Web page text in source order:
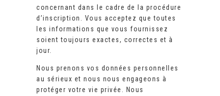
concernant dans le cadre de la procédure
d’inscription. Vous acceptez que toutes
les informations que vous fournissez
soient toujours exactes, correctes et à
jour.
Nous prenons vos données personnelles
au sérieux et nous nous engageons à
protéger votre vie privée. Nous